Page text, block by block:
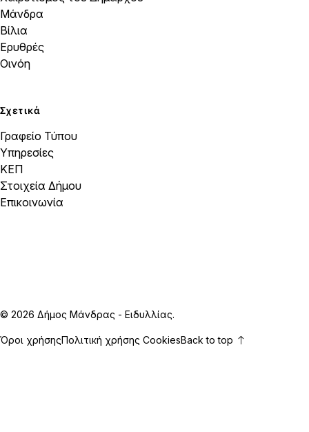
Μάνδρα
Βίλια
Ερυθρές
Οινόη
Σχετικά
Γραφείο Τύπου
Υπηρεσίες
ΚΕΠ
Στοιχεία Δήμου
Επικοινωνία
© 2026 Δήμος Μάνδρας - Ειδυλλίας.
Όροι χρήσηςΠολιτική χρήσης CookiesBack to top